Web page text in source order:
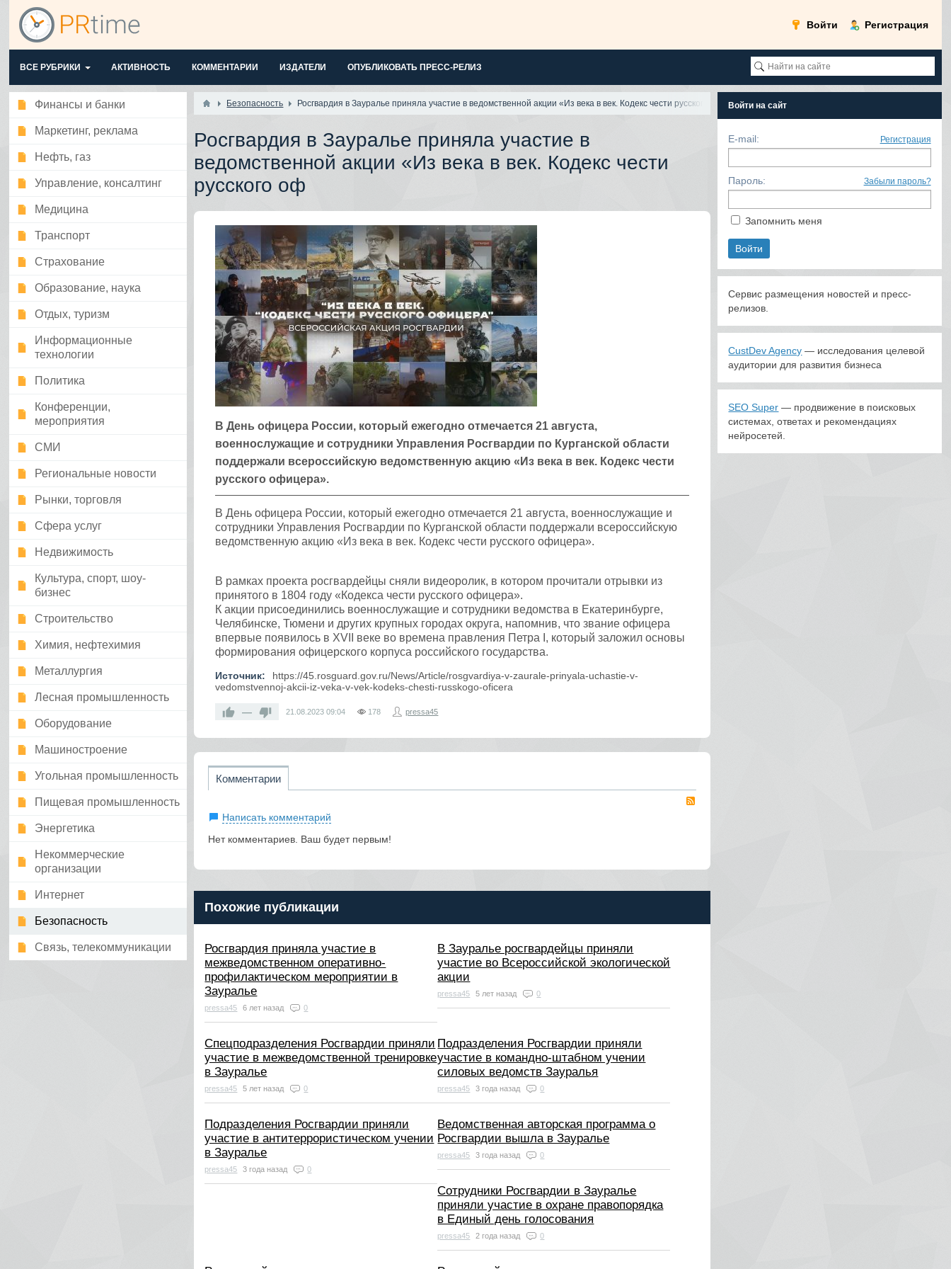
Войти Регистрация
ВСЕ РУБРИКИ АКТИВНОСТЬ КОММЕНТАРИИ ИЗДАТЕЛИ ОПУБЛИКОВАТЬ ПРЕСС-РЕЛИЗ
Финансы и банки
Маркетинг, реклама
Нефть, газ
Управление, консалтинг
Медицина
Транспорт
Страхование
Образование, наука
Отдых, туризм
Информационные
технологии
Политика
Конференции,
мероприятия
СМИ
Региональные новости
Рынки, торговля
Сфера услуг
Недвижимость
Культура, спорт, шоу-
бизнес
Строительство
Химия, нефтехимия
Металлургия
Лесная промышленность
Оборудование
Машиностроение
Угольная промышленность
Пищевая промышленность
Энергетика
Некоммерческие
организации
Интернет
Безопасность
Связь, телекоммуникации
Безопасность Росгвардия в Зауралье приняла участие в ведомственной акции «Из века в век. Кодекс чести русского оф
Росгвардия в Зауралье приняла участие в
ведомственной акции «Из века в век. Кодекс чести
русского оф
В День офицера России, который ежегодно отмечается 21 августа,
военнослужащие и сотрудники Управления Росгвардии по Курганской области
поддержали всероссийскую ведомственную акцию «Из века в век. Кодекс чести
русского офицера».
В День офицера России, который ежегодно отмечается 21 августа, военнослужащие и
сотрудники Управления Росгвардии по Курганской области поддержали всероссийскую
ведомственную акцию «Из века в век. Кодекс чести русского офицера».
В рамках проекта росгвардейцы сняли видеоролик, в котором прочитали отрывки из
принятого в 1804 году «Кодекса чести русского офицера».
К акции присоединились военнослужащие и сотрудники ведомства в Екатеринбурге,
Челябинске, Тюмени и других крупных городах округа, напомнив, что звание офицера
впервые появилось в XVII веке во времена правления Петра I, который заложил основы
формирования офицерского корпуса российского государства.
Источник:
https://45.rosguard.gov.ru/News/Article/rosgvardiya-v-zaurale-prinyala-uchastie-v-
vedomstvennoj-akcii-iz-veka-v-vek-kodeks-chesti-russkogo-oficera
— 21.08.2023 09:04 178 pressa45
Комментарии
Написать комментарий
Нет комментариев. Ваш будет первым!
Похожие публикации
Росгвардия приняла участие в
межведомственном оперативно-
профилактическом мероприятии в
Зауралье
pressa45 6 лет назад 0
В Зауралье росгвардейцы приняли
участие во Всероссийской экологической
акции
pressa45 5 лет назад 0
Спецподразделения Росгвардии приняли
участие в межведомственной тренировке
в Зауралье
pressa45 5 лет назад 0
Подразделения Росгвардии приняли
участие в командно-штабном учении
силовых ведомств Зауралья
pressa45 3 года назад 0
Подразделения Росгвардии приняли
участие в антитеррористическом учении
в Зауралье
pressa45 3 года назад 0
Ведомственная авторская программа о
Росгвардии вышла в Зауралье
pressa45 3 года назад 0
Сотрудники Росгвардии в Зауралье
приняли участие в охране правопорядка
в Единый день голосования
pressa45 2 года назад 0
Войти на сайт
E-mail: Регистрация
Пароль: Забыли пароль?
Запомнить меня
Сервис размещения новостей и пресс-
релизов.
CustDev Agency — исследования целевой
аудитории для развития бизнеса
SEO Super — продвижение в поисковых
системах, ответах и рекомендациях
нейросетей.